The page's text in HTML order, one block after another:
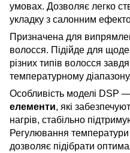
умовах. Дозволяє легко
укладку з салонним
Призначена для
волосся. Підійде для
різних типів волосся
температурному діапазону.
Особливість моделі DSP —
елементи, які
нагрів, стабільно
Регулювання температури
дозволяє підібрати